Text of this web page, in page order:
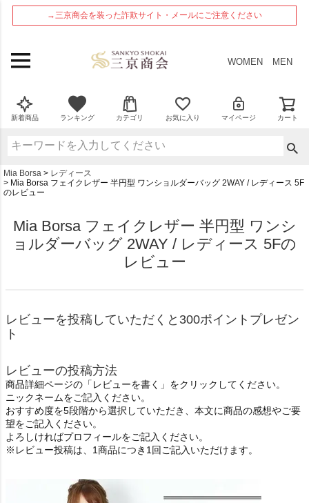
→三京商会を装った詐欺サイト・メールにご注意ください
WOMEN MEN
新着商品 ランキング カテゴリ お気に入り マイページ カート
Mia Borsa
レディース
Mia Borsa フェイクレザー 半円型 ワンショルダーバッグ 2WAY / レディース 5F
のレビュー
Mia Borsa フェイクレザー 半円型 ワンシ
ョルダーバッグ 2WAY / レディース 5Fの
レビュー
レビューを投稿していただくと300ポイントプレゼン
ト
レビューの投稿方法
商品詳細ページの「レビューを書く」をクリックしてください。
ニックネームをご記入ください。
おすすめ度を5段階から選択していただき、本文に商品の感想やご要
望をご記入ください。
よろしければプロフィールをご記入ください。
※レビュー投稿は、1商品につき1回ご記入いただけます。
ペー